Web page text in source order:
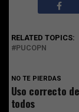
RELATED TOPICS:
PUCOPN
NO TE PIERDAS
Uso correcto
todos